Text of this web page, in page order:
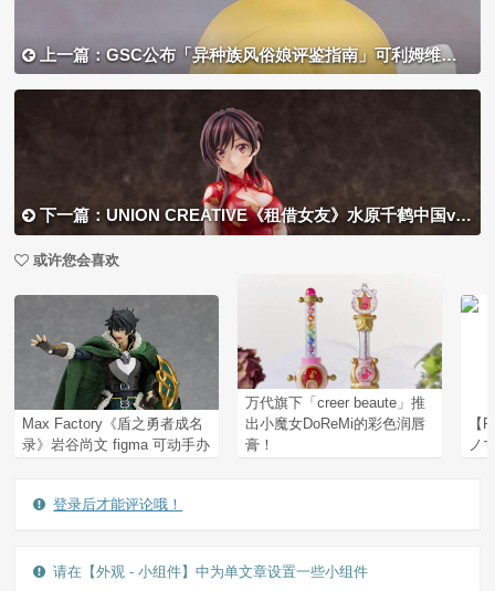
上一篇：GSC公布「异种族风俗娘评鉴指南」可利姆维儿粘土人
下一篇：UNION CREATIVE《租借女友》水原千鹤中国ver.，手办预定明年6 月发售！
或许您会喜欢
Max Factory《盾之勇者成名
录》岩谷尚文 figma 可动手办
万代旗下「creer beaute」推
出小魔女DoReMi的彩色润唇
膏！
【
ノ
登录后才能评论哦！
请在【外观 - 小组件】中为单文章设置一些小组件